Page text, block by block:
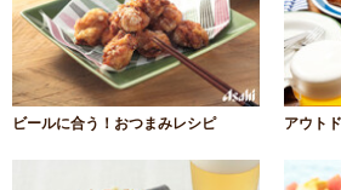
ビールに合う！おつまみレシピ アウト